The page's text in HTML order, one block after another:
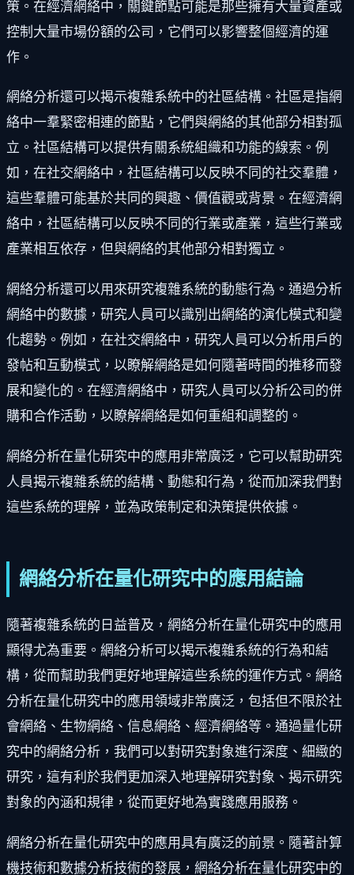
策。在經濟網絡中，關鍵節點可能是那些擁有大量資產或
控制大量市場份額的公司，它們可以影響整個經濟的運
作。
網絡分析還可以揭示複雜系統中的社區結構。社區是指網
絡中一羣緊密相連的節點，它們與網絡的其他部分相對孤
立。社區結構可以提供有關系統組織和功能的線索。例
如，在社交網絡中，社區結構可以反映不同的社交羣體，
這些羣體可能基於共同的興趣、價值觀或背景。在經濟網
絡中，社區結構可以反映不同的行業或產業，這些行業或
產業相互依存，但與網絡的其他部分相對獨立。
網絡分析還可以用來研究複雜系統的動態行為。通過分析
網絡中的數據，研究人員可以識別出網絡的演化模式和變
化趨勢。例如，在社交網絡中，研究人員可以分析用戶的
發帖和互動模式，以瞭解網絡是如何隨著時間的推移而發
展和變化的。在經濟網絡中，研究人員可以分析公司的併
購和合作活動，以瞭解網絡是如何重組和調整的。
網絡分析在量化研究中的應用非常廣泛，它可以幫助研究
人員揭示複雜系統的結構、動態和行為，從而加深我們對
這些系統的理解，並為政策制定和決策提供依據。
網絡分析在量化研究中的應用結論
隨著複雜系統的日益普及，網絡分析在量化研究中的應用
顯得尤為重要。網絡分析可以揭示複雜系統的行為和結
構，從而幫助我們更好地理解這些系統的運作方式。網絡
分析在量化研究中的應用領域非常廣泛，包括但不限於社
會網絡、生物網絡、信息網絡、經濟網絡等。通過量化研
究中的網絡分析，我們可以對研究對象進行深度、細緻的
研究，這有利於我們更加深入地理解研究對象、揭示研究
對象的內涵和規律，從而更好地為實踐應用服務。
網絡分析在量化研究中的應用具有廣泛的前景。隨著計算
機技術和數據分析技術的發展，網絡分析在量化研究中的